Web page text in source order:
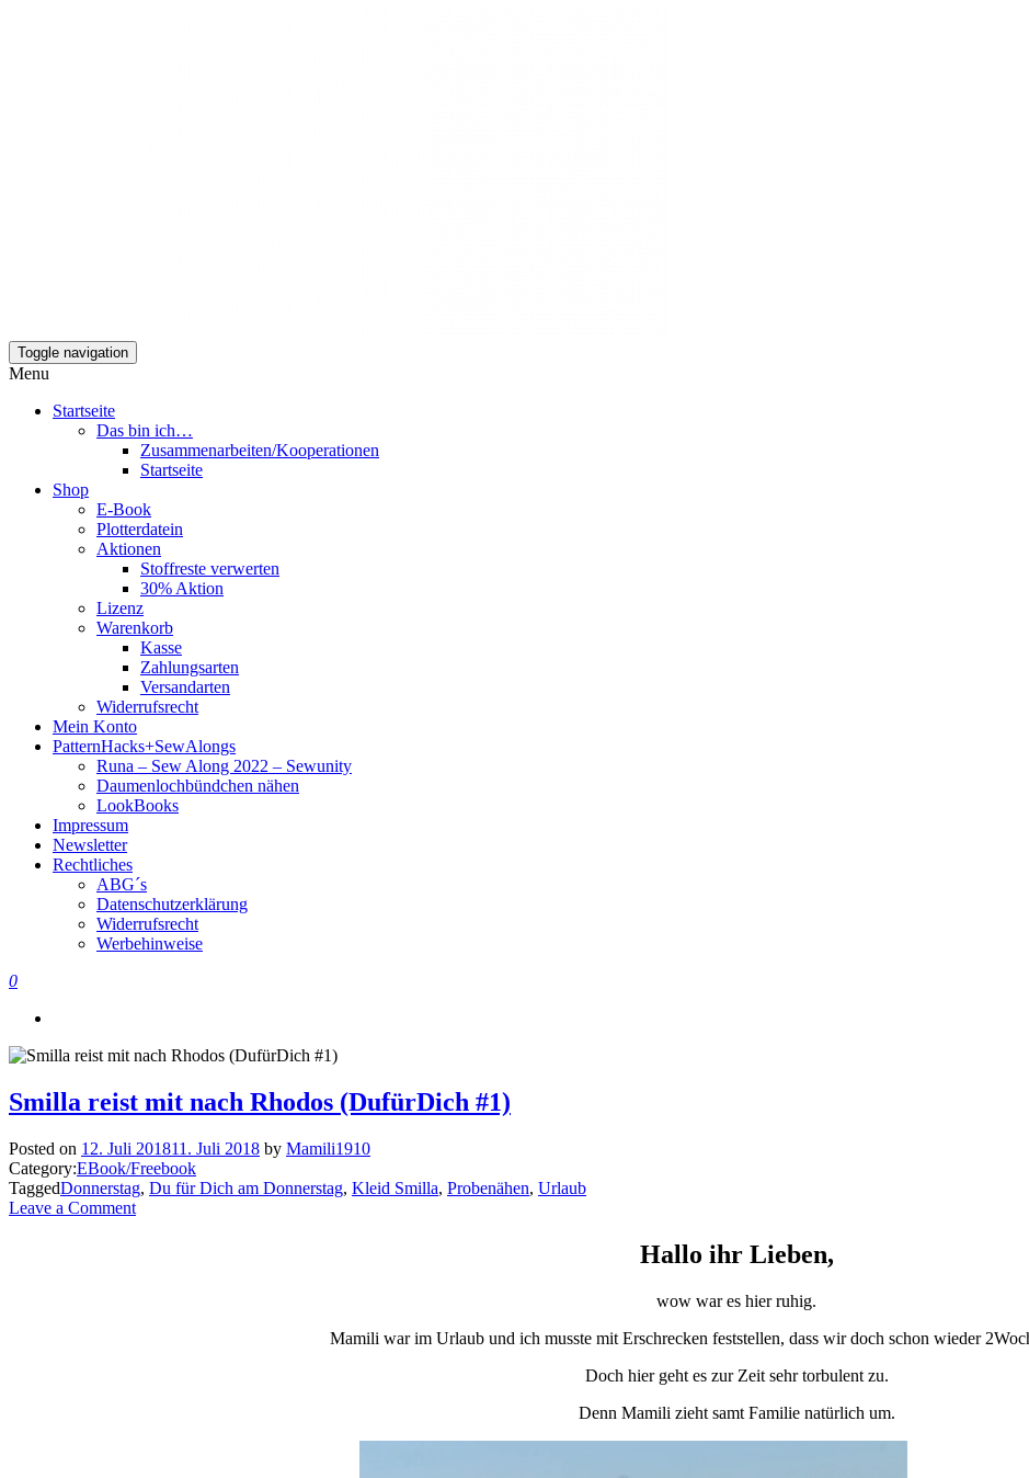
Mamili1910
Toggle navigation
Menu
Startseite
Das bin ich…
Zusammenarbeiten/Kooperationen
Startseite
Shop
E-Book
Plotterdatein
Aktionen
Stoffreste verwerten
30% Aktion
Lizenz
Warenkorb
Kasse
Zahlungsarten
Versandarten
Widerrufsrecht
Mein Konto
PatternHacks+SewAlongs
Runa – Sew Along 2022 – Sewunity
Daumenlochbündchen nähen
LookBooks
Impressum
Newsletter
Rechtliches
ABG´s
Datenschutzerklärung
Widerrufsrecht
Werbehinweise
0
Smilla reist mit nach Rhodos (DufürDich #1)
Posted on 12. Juli 201811. Juli 2018 by Mamili1910
Category:EBook/Freebook
TaggedDonnerstag, Du für Dich am Donnerstag, Kleid Smilla, Probenähen, Urlaub
Leave a Comment
Hallo ihr Lieben,
wow war es hier ruhig.
Mamili war im Urlaub und ich musste mit Erschrecken feststellen, dass wir doch schon wieder
Doch hier geht es zur Zeit sehr torbulent zu.
Denn Mamili zieht samt Familie natürlich um.